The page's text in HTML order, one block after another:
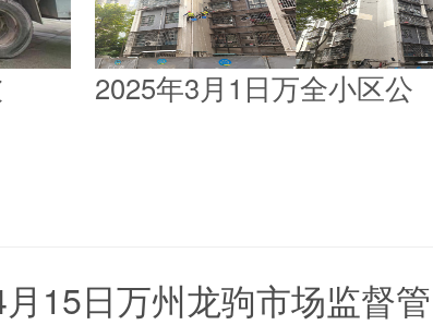
2025年3月1日万全小区公
15日万州龙驹市场监督管